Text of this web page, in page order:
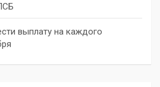
выплату на каждого